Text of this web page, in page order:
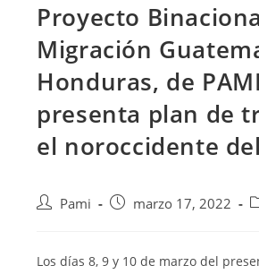
Proyecto
Migración
Honduras, de
presenta plan de
el noroccidente
Pami marzo 17, 2022
Los días 8, 9 y 10 de marzo del